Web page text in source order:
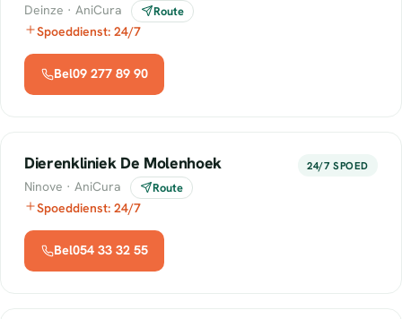
Deinze · AniCura Route
Spoeddienst: 24/7
Bel09 277 89 90
Dierenkliniek De Molenhoek 24/7 SPOED
Ninove · AniCura Route
Spoeddienst: 24/7
Bel054 33 32 55